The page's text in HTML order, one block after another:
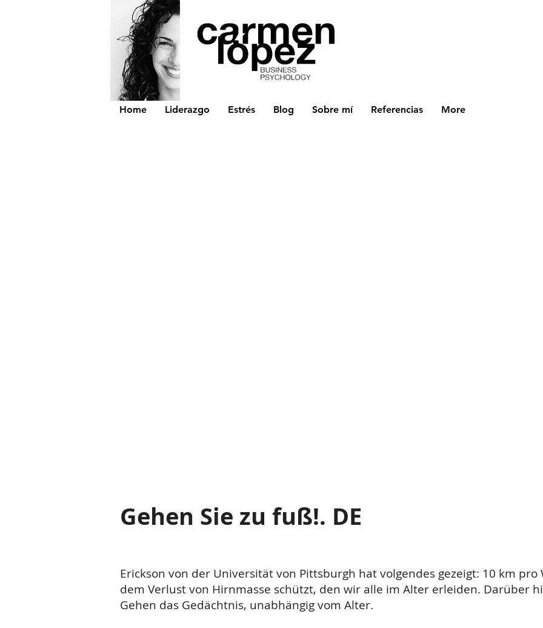
Home Liderazgo Estrés Blog Sobre mí Referencias More
Gehen Sie zu fuß!. DE
Erickson von der Universität von Pittsburgh hat volgendes gezeigt: 10 km pro
dem Verlust von Hirnmasse schützt, den wir alle im Alter erleiden. Darüber
Gehen das Gedächtnis, unabhängig vom Alter.